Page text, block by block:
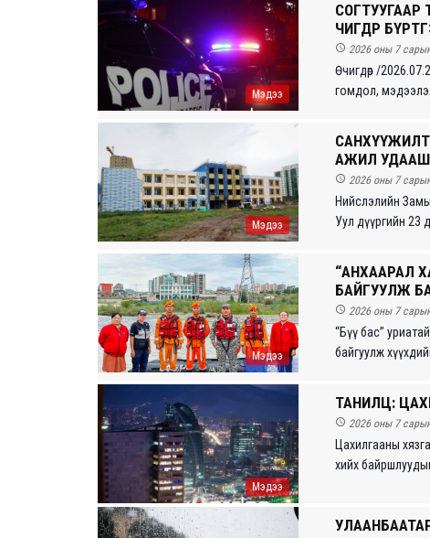
Мэдээ
СОГТУУГААР
ӨЧИГДӨР
 2026 оны 7
Өчигдөр /
гомдол,
Мэдээ
АЖИЛ
 2026 оны 7
Нийслэлийн
Уул дүүргийн 23
Мэдээ
“АНХААРАЛ
БАЙГУУЛЖ
 2026 оны 7
“Бүү бас”
байгуулж
Мэдээ
ТАНИЛЦ:
 2026 оны 7
Цахилгааны
хийх